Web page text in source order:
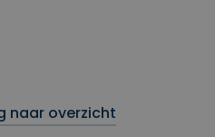
naar overzicht